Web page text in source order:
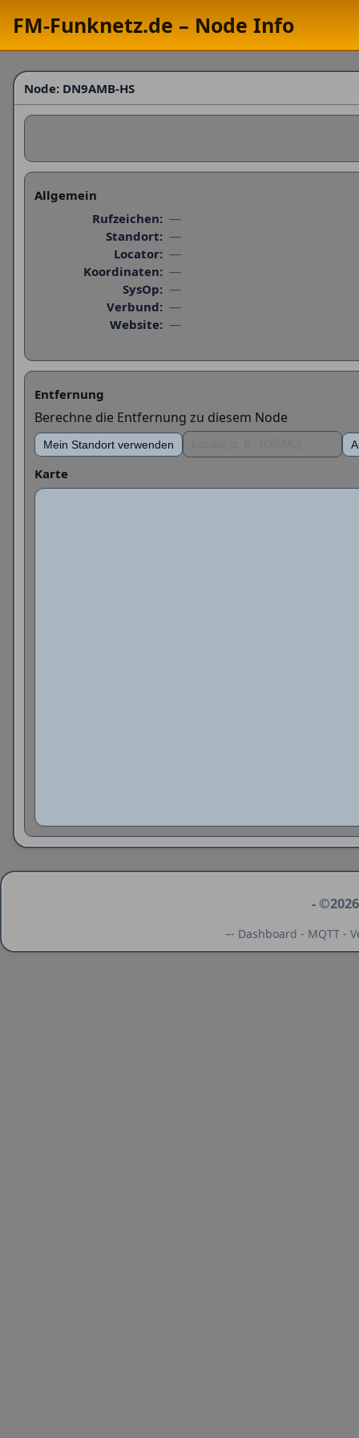
FM-Funknetz.de – Node Info
Node: DN9AMB-HS
Allgemein
Rufzeichen: —
Standort: —
Locator: —
Koordinaten: —
SysOp: —
Verbund: —
Website: —
Entfernung
Berechne die Entfernung zu diesem Node
Mein Standort verwenden
Karte
-
–- Dashboard - MQTT -